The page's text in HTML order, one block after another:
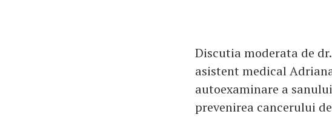
Discutia moderata de
asistent medical
autoexaminare a
prevenirea cancerului